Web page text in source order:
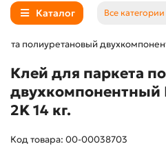
Каталог Все категории
полиуретановый
Клей для паркета
двухкомпонентный
2K 14 кг.
Код товара: 00-00038703